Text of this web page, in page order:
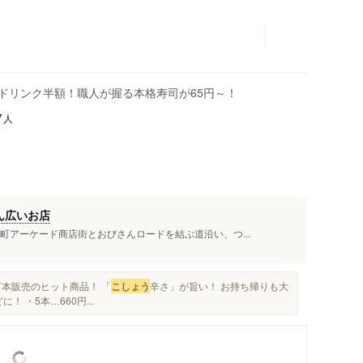
ンク半額！職人が握る本格寿司が65円～！
人
広いお店
アーケード商店街とおびさんロードを結ぶ道沿い、つ...
販売のヒット商品！ 「こしょう辛さ」が旨い！ お持ち帰りも大
に！ ・5本…660円...